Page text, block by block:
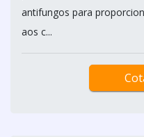
antifungos para
aos c...